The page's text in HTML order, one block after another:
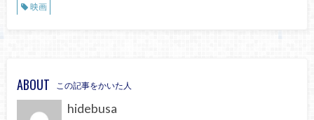
映画
ABOUT この記事をかいた人
hidebusa